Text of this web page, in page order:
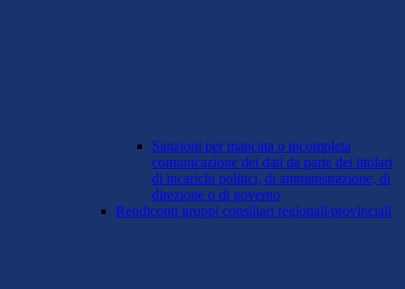
Sanzioni per mancata o incompleta
comunicazione dei dati da parte dei titolari
di incarichi politici, di amministrazione, di
direzione o di governo
Rendiconti gruppi consiliari regionali/provinciali